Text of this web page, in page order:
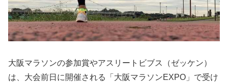
大阪マラソンの参加賞やアスリートビブス（ゼッケン）
は、大会前日に開催される「大阪マラソンEXPO」で受け